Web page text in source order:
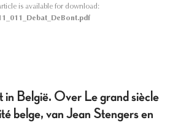
article is available for download:
in België. Over Le grand siècle
belge, van Jean Stengers en